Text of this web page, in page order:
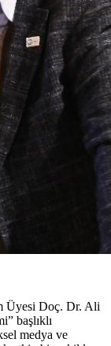
Üyesi Doç. Dr. Ali
başlıklı
medya ve